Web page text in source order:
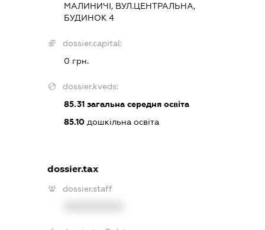
МАЛИНИЧІ, ВУЛ.ЦЕНТРАЛЬНА,
БУДИНОК 4
dossier.capital:
0 грн.
dossier.kveds:
85.31загальна середня освіта
85.10дошкільна освіта
dossier.tax
dossier.staff